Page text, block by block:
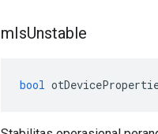
mIsUnstable
bool